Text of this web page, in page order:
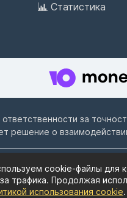
Статистика
за
решение о
cookie-файлы для
трафика. Продолжая
использования cookie.